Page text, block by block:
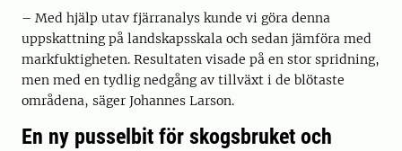
– Med hjälp utav fjärranalys kunde vi göra denna
uppskattning på landskapsskala och sedan jämföra med
markfuktigheten. Resultaten visade på en stor spridning,
men med en tydlig nedgång av tillväxt i de blötaste
områdena, säger Johannes Larson.
En ny pusselbit för skogsbruket och